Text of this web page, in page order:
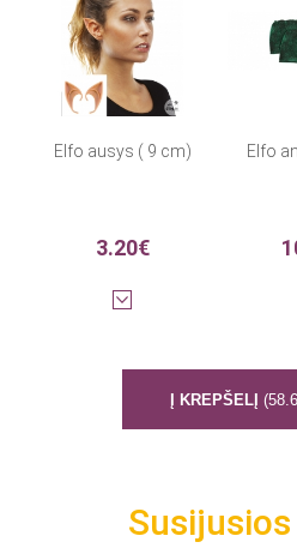
Elfo ausys ( 9 cm)
3.20€
Elfo
Į KREPŠELĮ